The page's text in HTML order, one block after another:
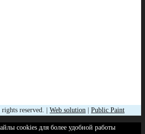
reserved. | Web solution Public Paint
cookies для более удобной работы